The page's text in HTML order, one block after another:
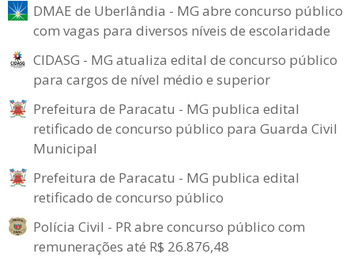
DMAE de Uberlândia - MG abre concurso público
com vagas para diversos níveis de escolaridade
CIDASG - MG atualiza edital de concurso público
para cargos de nível médio e superior
Prefeitura de Paracatu - MG publica edital
retificado de concurso público para Guarda Civil
Municipal
Prefeitura de Paracatu - MG publica edital
retificado de concurso público
Polícia Civil - PR abre concurso público com
remunerações até R$ 26.876,48